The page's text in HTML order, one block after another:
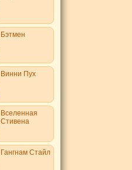
Бэтмен
Винни Пух
Вселенная
Стивена
Гангнам Стайл